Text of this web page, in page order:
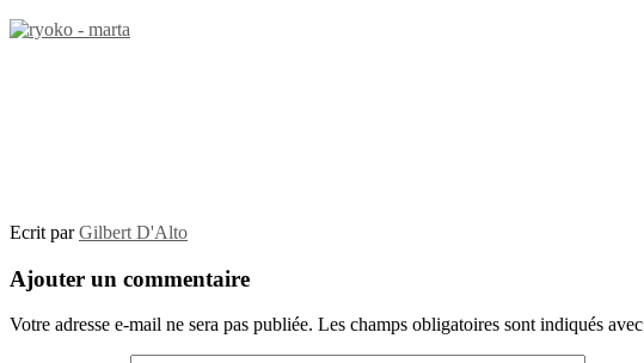
Ecrit parGilbert D'Alto
Ajouter un commentaire
Votre adresse e-mail ne sera pas publiée. Les champs obligatoires sont indiqués avec